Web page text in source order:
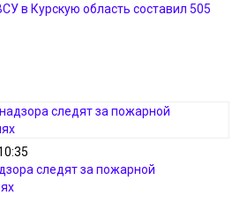
в Курскую область составил 505
следят за пожарной